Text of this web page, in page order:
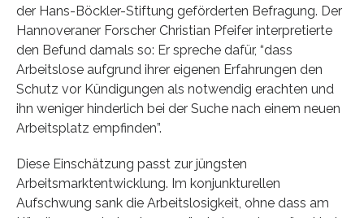
der Hans-Böckler-Stiftung geförderten Befragung. Der
Hannoveraner Forscher Christian Pfeifer interpretierte
den Befund damals so: Er spreche dafür, “dass
Arbeitslose aufgrund ihrer eigenen Erfahrungen den
Schutz vor Kündigungen als notwendig erachten und
ihn weniger hinderlich bei der Suche nach einem neuen
Arbeitsplatz empfinden”.
Diese Einschätzung passt zur jüngsten
Arbeitsmarktentwicklung. Im konjunkturellen
Aufschwung sank die Arbeitslosigkeit, ohne dass am